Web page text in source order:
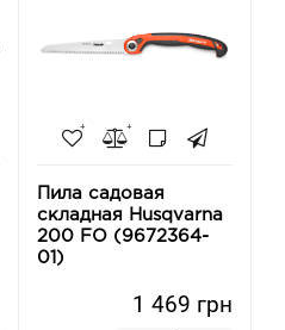
Пила садовая
складная Husqvarna
200 FO (9672364-
01)
1 469 грн